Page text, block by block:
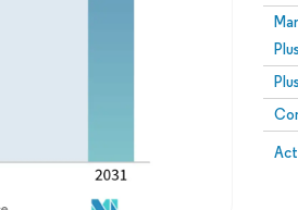
Image © Mordor Intelligence. La réutilisation nécessite